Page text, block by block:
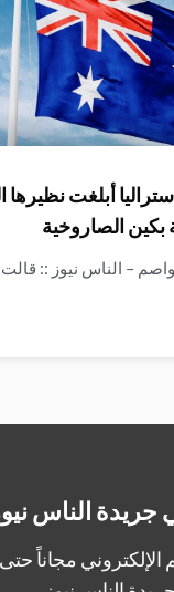
أبلغت نظيرها
بكين الصاروخية
– الناس نيوز ::
جريدة الناس
الإلكتروني مجاناً